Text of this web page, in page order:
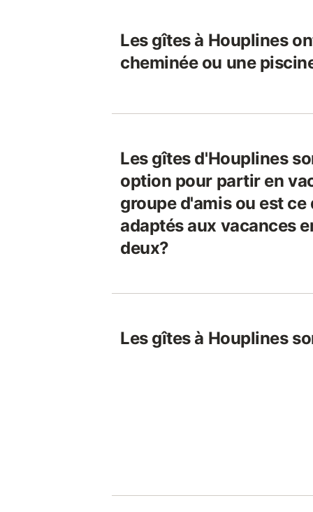
Les gîtes à Houplines
cheminée ou une
Les gîtes d'Houplines
option pour partir en
groupe d'amis ou est
adaptés aux vacances
deux?
Les gîtes à Houplines